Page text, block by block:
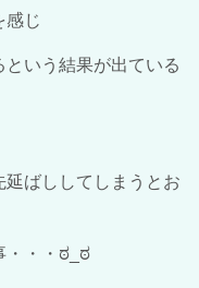
感じ
いう結果が出ている
ばししてしまうとお
・・ ಠ_ಠ